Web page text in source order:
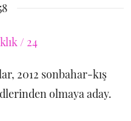
2012 sonbahar-kış
olmaya aday.